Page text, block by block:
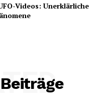
Videos: Unerklärliche